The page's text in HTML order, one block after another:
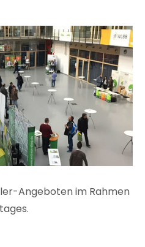
Angeboten im Rahmen